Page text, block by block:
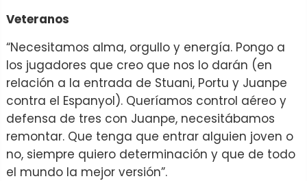
Veteranos
“Necesitamos alma, orgullo y energía. Pongo a
los jugadores que creo que nos lo darán (en
relación a la entrada de Stuani, Portu y Juanpe
contra el Espanyol). Queríamos control aéreo y
defensa de tres con Juanpe, necesitábamos
remontar. Que tenga que entrar alguien joven o
no, siempre quiero determinación y que de todo
el mundo la mejor versión”.